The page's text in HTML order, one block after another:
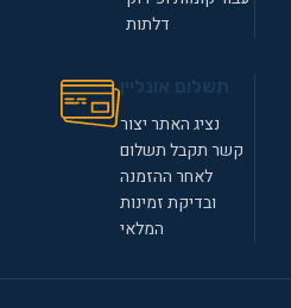
דלתות
נציג האתר יצור
קשר תקבל תשלום
לאחר ההזמנה
ובדיקת זמינות
המלאי